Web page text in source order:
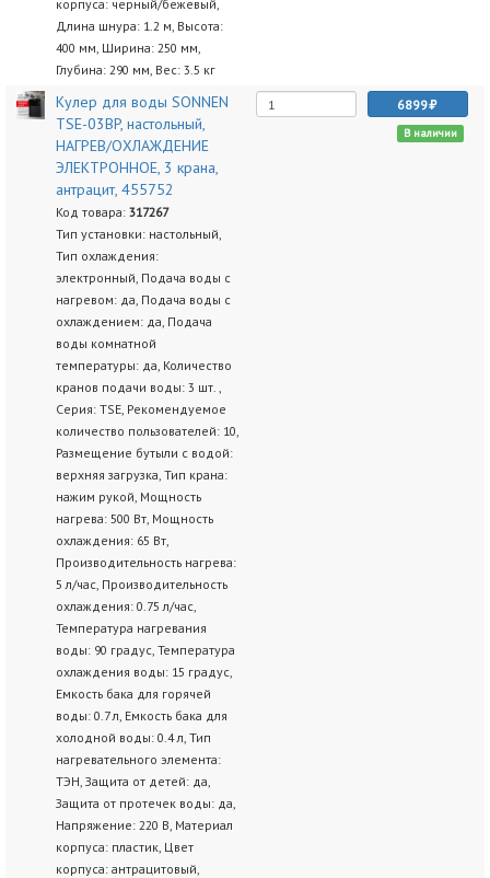
корпуса: черный/бежевый,
Длина шнура: 1.2 м, Высота:
400 мм, Ширина: 250 мм,
Глубина: 290 мм, Вес: 3.5 кг
Кулер для воды SONNEN
TSE-03BP, настольный,
НАГРЕВ/ОХЛАЖДЕНИЕ
ЭЛЕКТРОННОЕ, 3 крана,
антрацит, 455752
Код товара: 317267
Тип установки: настольный,
Тип охлаждения:
электронный, Подача воды с
нагревом: да, Подача воды с
охлаждением: да, Подача
воды комнатной
температуры: да, Количество
кранов подачи воды: 3 шт. ,
Серия: TSE, Рекомендуемое
количество пользователей: 10,
Размещение бутыли с водой:
верхняя загрузка, Тип крана:
нажим рукой, Мощность
нагрева: 500 Вт, Мощность
охлаждения: 65 Вт,
Производительность нагрева:
5 л/час, Производительность
охлаждения: 0.75 л/час,
Температура нагревания
воды: 90 градус, Температура
охлаждения воды: 15 градус,
Емкость бака для горячей
воды: 0.7 л, Емкость бака для
холодной воды: 0.4 л, Тип
нагревательного элемента:
ТЭН, Защита от детей: да,
Защита от протечек воды: да,
Напряжение: 220 В, Материал
корпуса: пластик, Цвет
корпуса: антрацитовый,
6899
В наличии